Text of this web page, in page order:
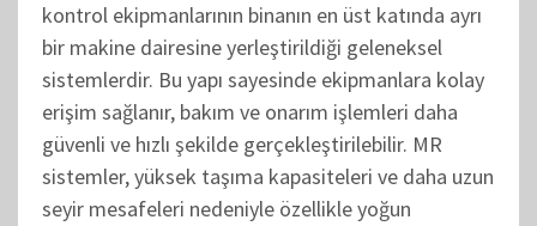
kontrol ekipmanlarının binanın en üst katında ayrı
bir makine dairesine yerleştirildiği geleneksel
sistemlerdir. Bu yapı sayesinde ekipmanlara kolay
erişim sağlanır, bakım ve onarım işlemleri daha
güvenli ve hızlı şekilde gerçekleştirilebilir. MR
sistemler, yüksek taşıma kapasiteleri ve daha uzun
seyir mesafeleri nedeniyle özellikle yoğun